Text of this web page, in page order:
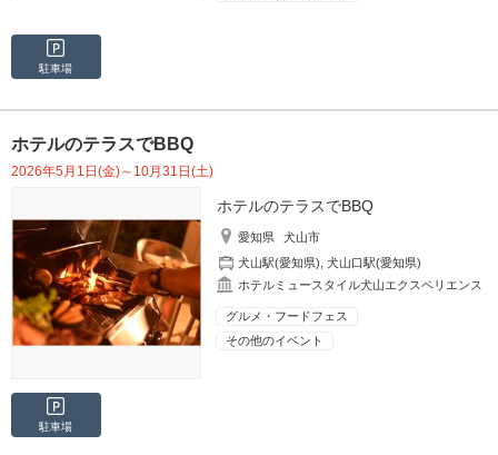
駐車場
ホテルのテラスでBBQ
2026年5月1日(金)～10月31日(土)
ホテルのテラスでBBQ
愛知県
犬山市
犬山駅(愛知県) ,犬山口駅(愛知県)
ホテルミュースタイル犬山エクスペリエンス
グルメ・フードフェス
その他のイベント
駐車場